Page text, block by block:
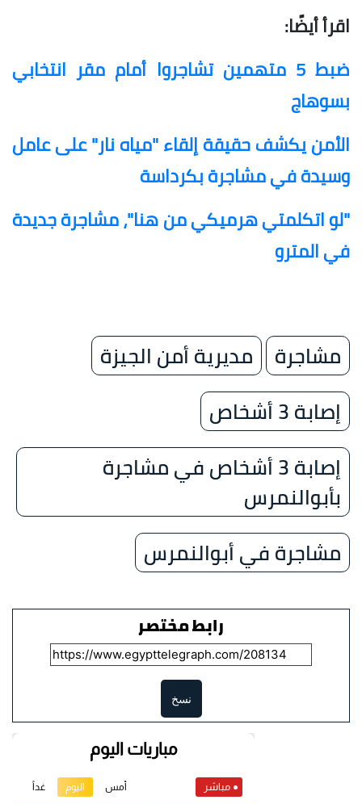
اقرأ أيضًا:
ضبط 5 متهمين تشاجروا أمام مقر انتخابي
بسوهاج
الأمن يكشف حقيقة إلقاء "مياه نار" على عامل
وسيدة في مشاجرة بكرداسة
"لو اتكلمتي هرميكي من هنا"، مشاجرة جديدة
في المترو
مشاجرة
مديرية أمن الجيزة
إصابة 3 أشخاص
إصابة 3 أشخاص في مشاجرة
بأبوالنمرس
مشاجرة في أبوالنمرس
رابط مختصر
نسخ